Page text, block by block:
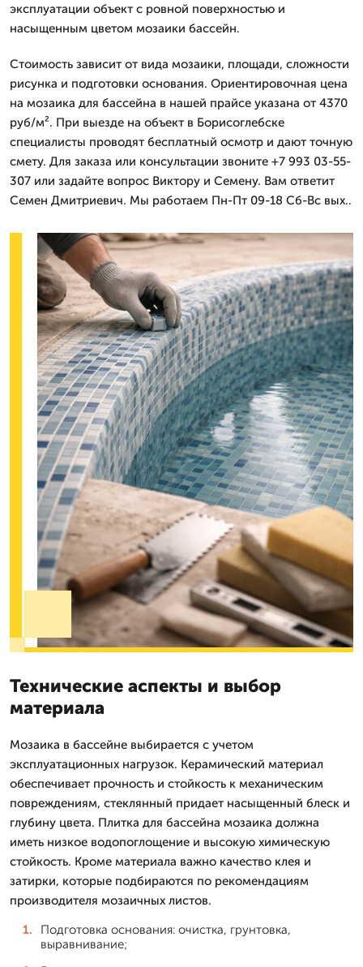
эксплуатации объект с ровной поверхностью и
насыщенным цветом мозаики бассейн.
Стоимость зависит от вида мозаики, площади, сложности
рисунка и подготовки основания. Ориентировочная цена
на мозаика для бассейна в нашей прайсе указана от 4370
руб/м². При выезде на объект в Борисоглебске
специалисты проводят бесплатный осмотр и дают точную
смету. Для заказа или консультации звоните +7 993 03-55-
307 или задайте вопрос Виктору и Семену. Вам ответит
Семен Дмитриевич. Мы работаем Пн-Пт 09-18 Сб-Вс вых..
Технические аспекты и выбор
материала
Мозаика в бассейне выбирается с учетом
эксплуатационных нагрузок. Керамический материал
обеспечивает прочность и стойкость к механическим
повреждениям, стеклянный придает насыщенный блеск и
глубину цвета. Плитка для бассейна мозаика должна
иметь низкое водопоглощение и высокую химическую
стойкость. Кроме материала важно качество клея и
затирки, которые подбираются по рекомендациям
производителя мозаичных листов.
Подготовка основания: очистка, грунтовка,
выравнивание;